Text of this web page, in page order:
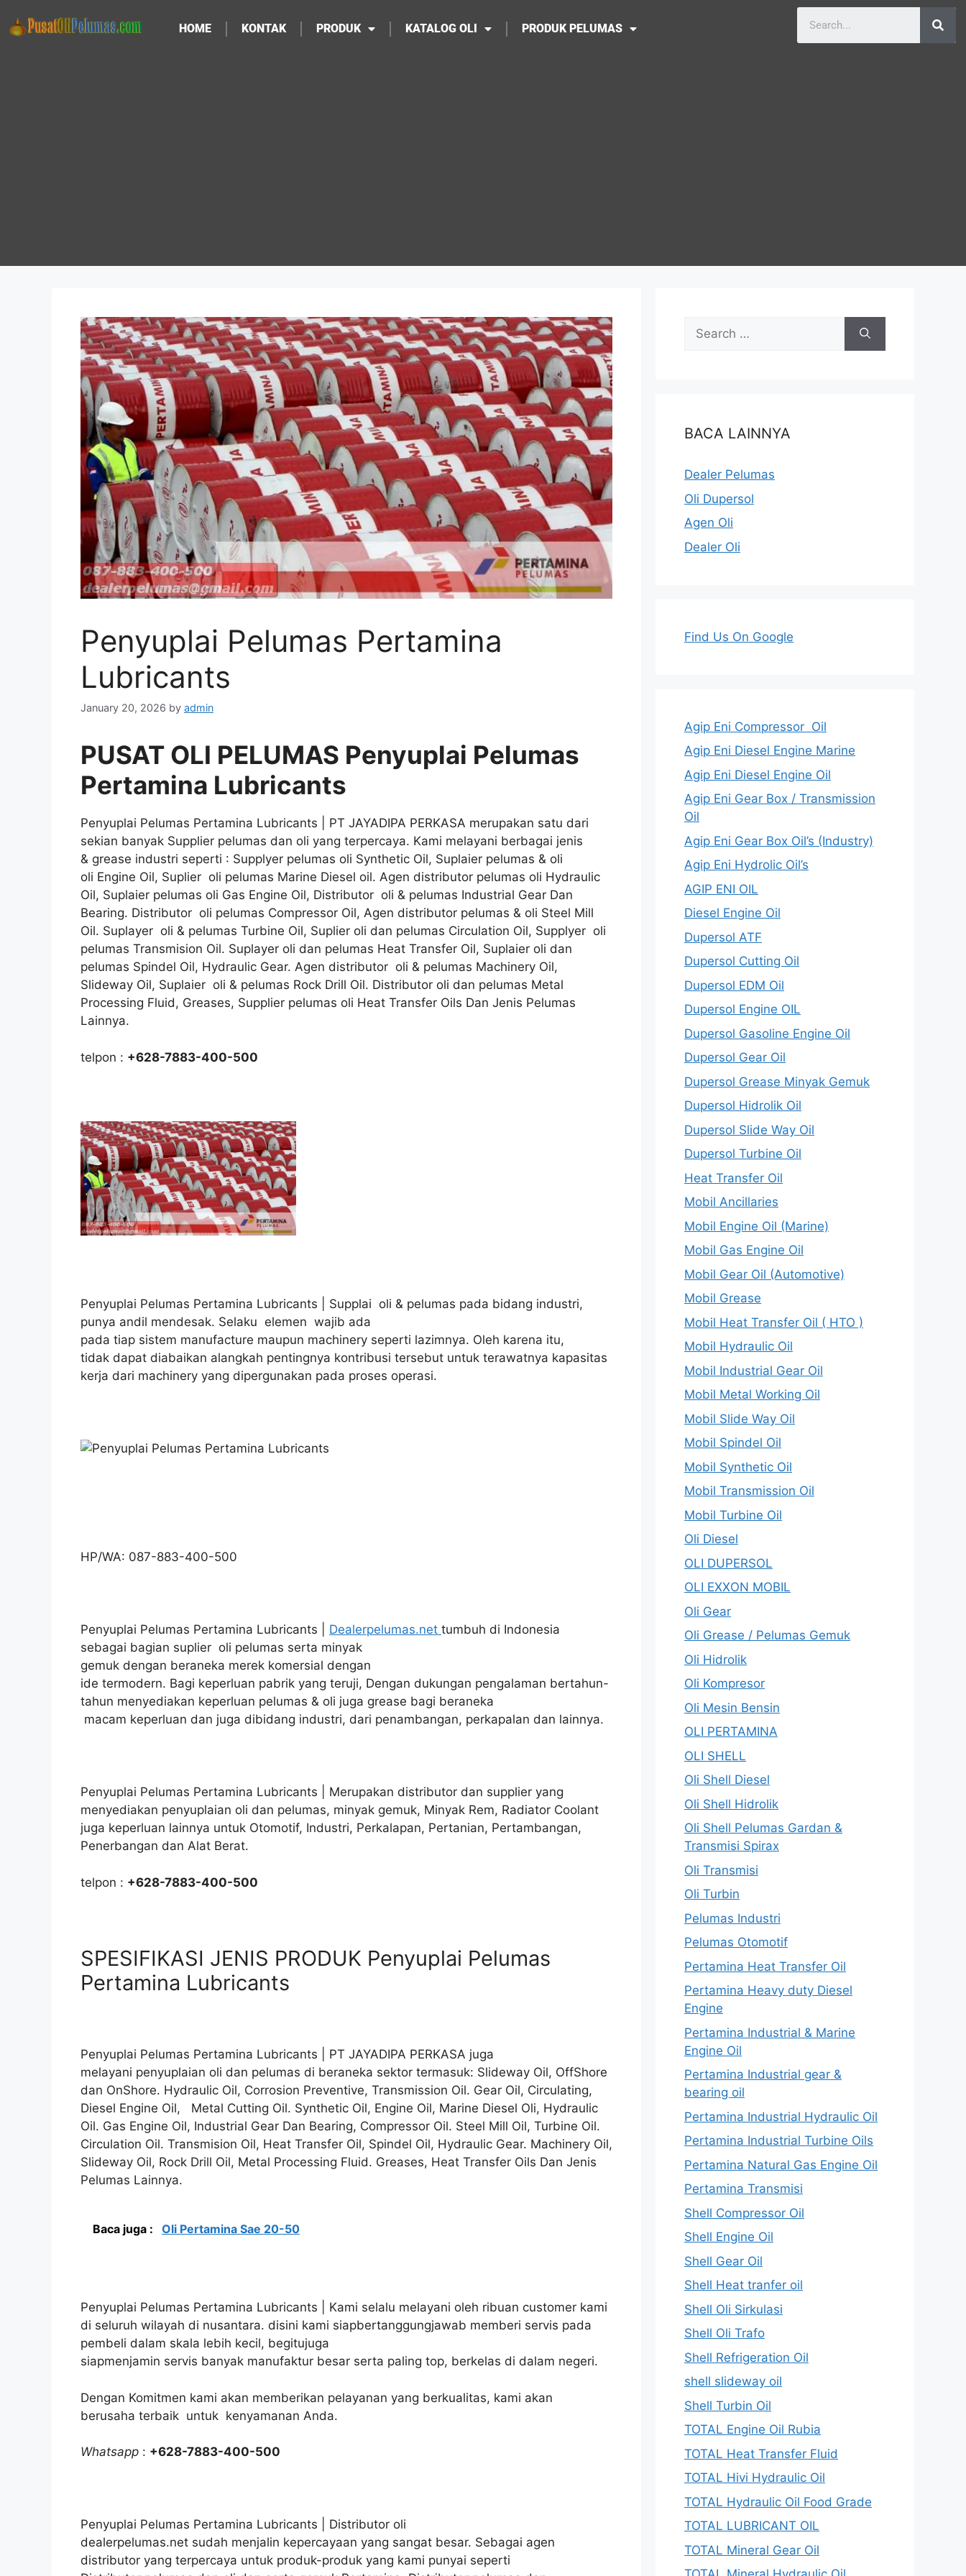
HOME KONTAK PRODUK KATALOG OLI PRODUK PELUMAS
Penyuplai Pelumas Pertamina
Lubricants
January 20, 2026 by admin
PUSAT OLI PELUMAS Penyuplai Pelumas
Pertamina Lubricants
Penyuplai Pelumas Pertamina Lubricants | PT JAYADIPA PERKASA merupakan satu dari
sekian banyak Supplier pelumas dan oli yang terpercaya. Kami melayani berbagai jenis
& grease industri seperti : Supplyer pelumas oli Synthetic Oil, Suplaier pelumas & oli
oli Engine Oil, Suplier oli pelumas Marine Diesel oil. Agen distributor pelumas oli Hydraulic
Oil, Suplaier pelumas oli Gas Engine Oil, Distributor oli & pelumas Industrial Gear Dan
Bearing. Distributor oli pelumas Compressor Oil, Agen distributor pelumas & oli Steel Mill
Oil. Suplayer oli & pelumas Turbine Oil, Suplier oli dan pelumas Circulation Oil, Supplyer oli
pelumas Transmision Oil. Suplayer oli dan pelumas Heat Transfer Oil, Suplaier oli dan
pelumas Spindel Oil, Hydraulic Gear. Agen distributor oli & pelumas Machinery Oil,
Slideway Oil, Suplaier oli & pelumas Rock Drill Oil. Distributor oli dan pelumas Metal
Processing Fluid, Greases, Supplier pelumas oli Heat Transfer Oils Dan Jenis Pelumas
Lainnya.
telpon : +628-7883-400-500
Penyuplai Pelumas Pertamina Lubricants | Supplai oli & pelumas pada bidang industri,
punya andil mendesak. Selaku elemen wajib ada
pada tiap sistem manufacture maupun machinery seperti lazimnya. Oleh karena itu,
tidak dapat diabaikan alangkah pentingnya kontribusi tersebut untuk terawatnya kapasitas
kerja dari machinery yang dipergunakan pada proses operasi.
HP/WA: 087-883-400-500
Penyuplai Pelumas Pertamina Lubricants | Dealerpelumas.net tumbuh di Indonesia
sebagai bagian suplier oli pelumas serta minyak
gemuk dengan beraneka merek komersial dengan
ide termodern. Bagi keperluan pabrik yang teruji, Dengan dukungan pengalaman bertahun-
tahun menyediakan keperluan pelumas & oli juga grease bagi beraneka
macam keperluan dan juga dibidang industri, dari penambangan, perkapalan dan lainnya.
Penyuplai Pelumas Pertamina Lubricants | Merupakan distributor dan supplier yang
menyediakan penyuplaian oli dan pelumas, minyak gemuk, Minyak Rem, Radiator Coolant
juga keperluan lainnya untuk Otomotif, Industri, Perkalapan, Pertanian, Pertambangan,
Penerbangan dan Alat Berat.
telpon : +628-7883-400-500
SPESIFIKASI JENIS PRODUK Penyuplai Pelumas
Pertamina Lubricants
Penyuplai Pelumas Pertamina Lubricants | PT JAYADIPA PERKASA juga
melayani penyuplaian oli dan pelumas di beraneka sektor termasuk: Slideway Oil, OffShore
dan OnShore. Hydraulic Oil, Corrosion Preventive, Transmission Oil. Gear Oil, Circulating,
Diesel Engine Oil, Metal Cutting Oil. Synthetic Oil, Engine Oil, Marine Diesel Oli, Hydraulic
Oil. Gas Engine Oil, Industrial Gear Dan Bearing, Compressor Oil. Steel Mill Oil, Turbine Oil.
Circulation Oil. Transmision Oil, Heat Transfer Oil, Spindel Oil, Hydraulic Gear. Machinery Oil,
Slideway Oil, Rock Drill Oil, Metal Processing Fluid. Greases, Heat Transfer Oils Dan Jenis
Pelumas Lainnya.
Baca juga : Oli Pertamina Sae 20-50
Penyuplai Pelumas Pertamina Lubricants | Kami selalu melayani oleh ribuan customer kami
di seluruh wilayah di nusantara. disini kami siapbertanggungjawab memberi servis pada
pembeli dalam skala lebih kecil, begitujuga
siapmenjamin servis banyak manufaktur besar serta paling top, berkelas di dalam negeri.
Dengan Komitmen kami akan memberikan pelayanan yang berkualitas, kami akan
berusaha terbaik untuk kenyamanan Anda.
Whatsapp : +628-7883-400-500
Penyuplai Pelumas Pertamina Lubricants | Distributor oli
dealerpelumas.net sudah menjalin kepercayaan yang sangat besar. Sebagai agen
distributor yang terpercaya untuk produk-produk yang kami punyai seperti
BACA LAINNYA
Dealer Pelumas
Oli Dupersol
Agen Oli
Dealer Oli
Find Us On Google
Agip Eni Compressor Oil
Agip Eni Diesel Engine Marine
Agip Eni Diesel Engine Oil
Agip Eni Gear Box / Transmission
Oil
Agip Eni Gear Box Oil’s (Industry)
Agip Eni Hydrolic Oil’s
AGIP ENI OIL
Diesel Engine Oil
Dupersol ATF
Dupersol Cutting Oil
Dupersol EDM Oil
Dupersol Engine OIL
Dupersol Gasoline Engine Oil
Dupersol Gear Oil
Dupersol Grease Minyak Gemuk
Dupersol Hidrolik Oil
Dupersol Slide Way Oil
Dupersol Turbine Oil
Heat Transfer Oil
Mobil Ancillaries
Mobil Engine Oil (Marine)
Mobil Gas Engine Oil
Mobil Gear Oil (Automotive)
Mobil Grease
Mobil Heat Transfer Oil ( HTO )
Mobil Hydraulic Oil
Mobil Industrial Gear Oil
Mobil Metal Working Oil
Mobil Slide Way Oil
Mobil Spindel Oil
Mobil Synthetic Oil
Mobil Transmission Oil
Mobil Turbine Oil
Oli Diesel
OLI DUPERSOL
OLI EXXON MOBIL
Oli Gear
Oli Grease / Pelumas Gemuk
Oli Hidrolik
Oli Kompresor
Oli Mesin Bensin
OLI PERTAMINA
OLI SHELL
Oli Shell Diesel
Oli Shell Hidrolik
Oli Shell Pelumas Gardan &
Transmisi Spirax
Oli Transmisi
Oli Turbin
Pelumas Industri
Pelumas Otomotif
Pertamina Heat Transfer Oil
Pertamina Heavy duty Diesel
Engine
Pertamina Industrial & Marine
Engine Oil
Pertamina Industrial gear &
bearing oil
Pertamina Industrial Hydraulic Oil
Pertamina Industrial Turbine Oils
Pertamina Natural Gas Engine Oil
Pertamina Transmisi
Shell Compressor Oil
Shell Engine Oil
Shell Gear Oil
Shell Heat tranfer oil
Shell Oli Sirkulasi
Shell Oli Trafo
Shell Refrigeration Oil
shell slideway oil
Shell Turbin Oil
TOTAL Engine Oil Rubia
TOTAL Heat Transfer Fluid
TOTAL Hivi Hydraulic Oil
TOTAL Hydraulic Oil Food Grade
TOTAL LUBRICANT OIL
TOTAL Mineral Gear Oil